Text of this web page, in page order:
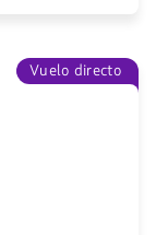
Vuelo directo